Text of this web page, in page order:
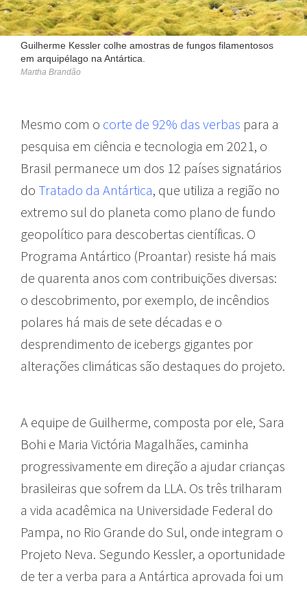
Guilherme Kessler colhe amostras de fungos filamentosos
em arquipélago na Antártica.
Martha Brandão
Mesmo com o corte de 92% das verbas para a
pesquisa em ciência e tecnologia em 2021, o
Brasil permanece um dos 12 países signatários
do Tratado da Antártica, que utiliza a região no
extremo sul do planeta como plano de fundo
geopolítico para descobertas científicas. O
Programa Antártico (Proantar) resiste há mais
de quarenta anos com contribuições diversas:
o descobrimento, por exemplo, de incêndios
polares há mais de sete décadas e o
desprendimento de icebergs gigantes por
alterações climáticas são destaques do projeto.
A equipe de Guilherme, composta por ele, Sara
Bohi e Maria Victória Magalhães, caminha
progressivamente em direção a ajudar crianças
brasileiras que sofrem da LLA. Os três trilharam
a vida acadêmica na Universidade Federal do
Pampa, no Rio Grande do Sul, onde integram o
Projeto Neva. Segundo Kessler, a oportunidade
de ter a verba para a Antártica aprovada foi um